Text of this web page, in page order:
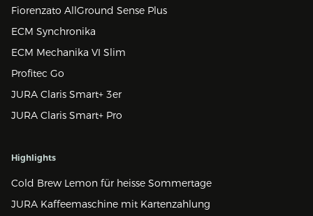
Fiorenzato AllGround Sense Plus
ECM Synchronika
ECM Mechanika VI Slim
Profitec Go
JURA Claris Smart+ 3er
JURA Claris Smart+ Pro
Highlights
Cold Brew Lemon für heisse Sommertage
JURA Kaffeemaschine mit Kartenzahlung